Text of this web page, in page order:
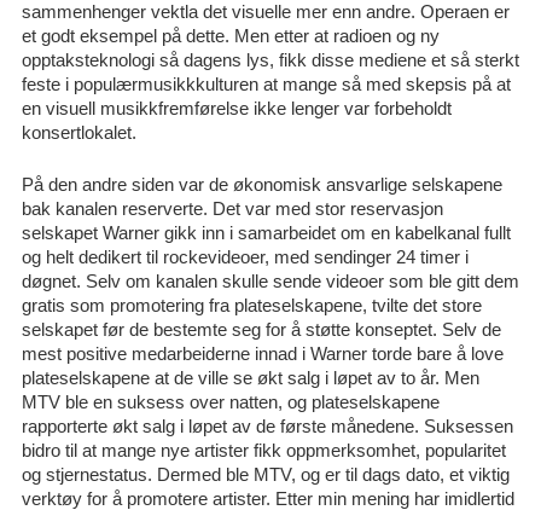
sammenhenger vektla det visuelle mer enn andre. Operaen er
et godt eksempel på dette. Men etter at radioen og ny
opptaksteknologi så dagens lys, fikk disse mediene et så sterkt
feste i populærmusikkkulturen at mange så med skepsis på at
en visuell musikkfremførelse ikke lenger var forbeholdt
konsertlokalet.
På den andre siden var de økonomisk ansvarlige selskapene
bak kanalen reserverte. Det var med stor reservasjon
selskapet Warner gikk inn i samarbeidet om en kabelkanal fullt
og helt dedikert til rockevideoer, med sendinger 24 timer i
døgnet. Selv om kanalen skulle sende videoer som ble gitt dem
gratis som promotering fra plateselskapene, tvilte det store
selskapet før de bestemte seg for å støtte konseptet. Selv de
mest positive medarbeiderne innad i Warner torde bare å love
plateselskapene at de ville se økt salg i løpet av to år. Men
MTV ble en suksess over natten, og plateselskapene
rapporterte økt salg i løpet av de første månedene. Suksessen
bidro til at mange nye artister fikk oppmerksomhet, popularitet
og stjernestatus. Dermed ble MTV, og er til dags dato, et viktig
verktøy for å promotere artister. Etter min mening har imidlertid